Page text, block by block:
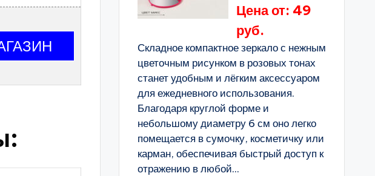
Цена от: 49
руб.
Складное компактное зеркало с нежным
цветочным рисунком в розовых тонах
станет удобным и лёгким аксессуаром
для ежедневного использования.
Благодаря круглой форме и
небольшому диаметру 6 см оно легко
помещается в сумочку, косметичку или
карман, обеспечивая быстрый доступ к
отражению в любой...